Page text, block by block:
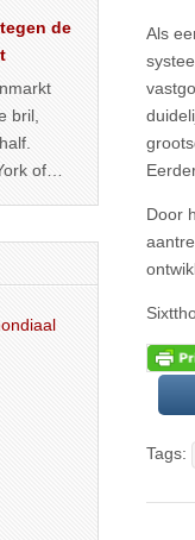
Als
Door
Tags:
de
bril,
of